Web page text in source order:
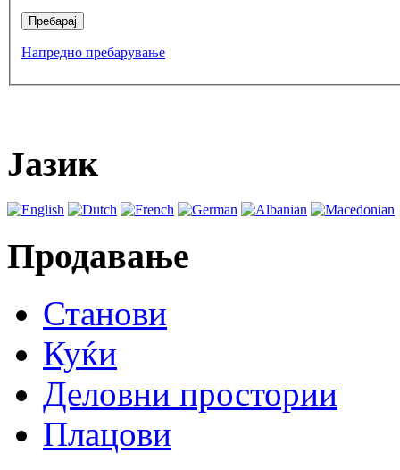
Напредно пребарување
Јазик
Продавање
Станови
Куќи
Деловни простории
Плацови